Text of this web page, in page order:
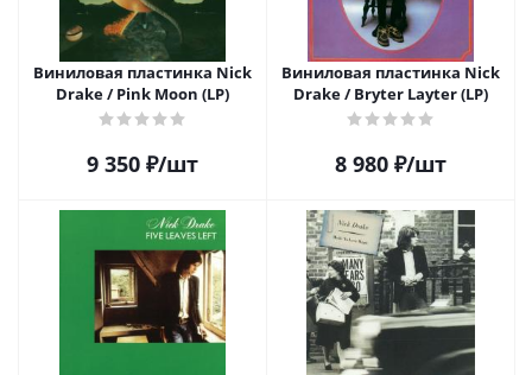
Виниловая пластинка Nick
Drake / Pink Moon (LP)
9 350 ₽/шт
Виниловая пластинка Nick
Drake / Bryter Layter (LP)
8 980 ₽/шт